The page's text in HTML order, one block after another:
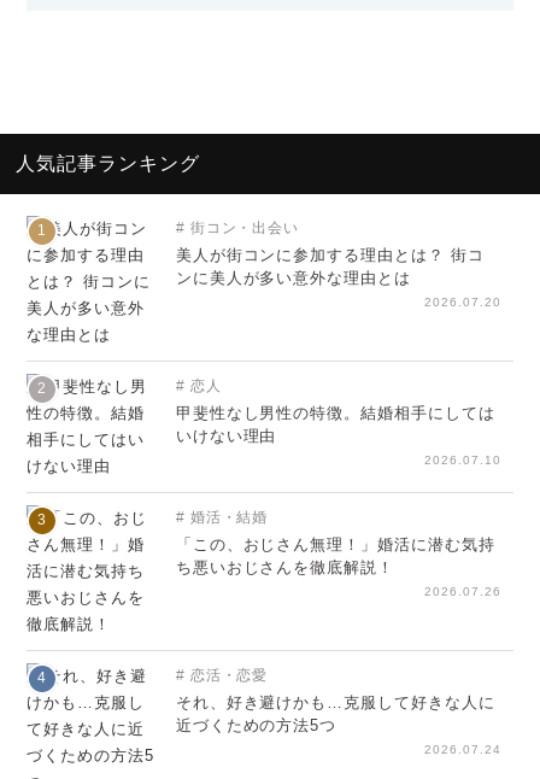
人気記事ランキング
1 街コン・出会い
美人が街コンに参加する理由とは？ 街コ
ンに美人が多い意外な理由とは
2026.07.20
2 恋人
甲斐性なし男性の特徴。結婚相手にしては
いけない理由
2026.07.10
3 婚活・結婚
「この、おじさん無理！」婚活に潜む気持
ち悪いおじさんを徹底解説！
2026.07.26
4 恋活・恋愛
それ、好き避けかも…克服して好きな人に
近づくための方法5つ
2026.07.24